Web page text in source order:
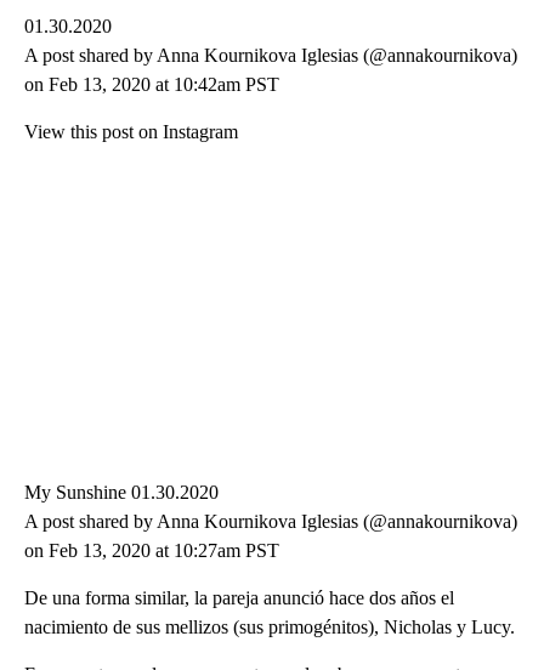
01.30.2020
A post shared by Anna Kournikova Iglesias (@annakournikova)
on Feb 13, 2020 at 10:42am PST
View this post on Instagram
My Sunshine 01.30.2020
A post shared by Anna Kournikova Iglesias (@annakournikova)
on Feb 13, 2020 at 10:27am PST
De una forma similar, la pareja anunció hace dos años el
nacimiento de sus mellizos (sus primogénitos), Nicholas y Lucy.